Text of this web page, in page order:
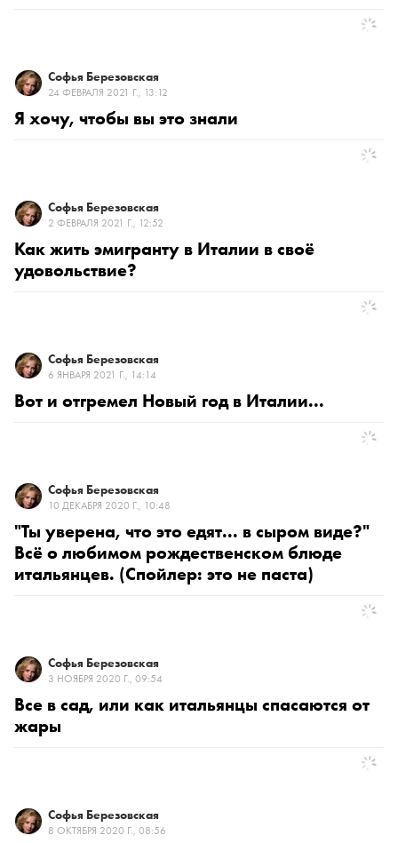
Софья Березовская
24 ФЕВРАЛЯ 2021 Г., 13:12
Я хочу, чтобы вы это знали
Софья Березовская
2 ФЕВРАЛЯ 2021 Г., 12:52
Как жить эмигранту в Италии в своё
удовольствие?
Софья Березовская
6 ЯНВАРЯ 2021 Г., 14:14
Вот и отгремел Новый год в Италии...
Софья Березовская
10 ДЕКАБРЯ 2020 Г., 10:48
"Ты уверена, что это едят... в сыром виде?"
Всё о любимом рождественском блюде
итальянцев. (Спойлер: это не паста)
Софья Березовская
3 НОЯБРЯ 2020 Г., 09:54
Все в сад, или как итальянцы спасаются от
жары
Софья Березовская
8 ОКТЯБРЯ 2020 Г., 08:56